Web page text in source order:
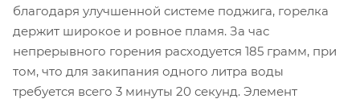
благодаря улучшенной системе поджига, горелка
держит широкое и ровное пламя. За час
непрерывного горения расходуется 185 грамм, при
том, что для закипания одного литра воды
требуется всего 3 минуты 20 секунд. Элемент